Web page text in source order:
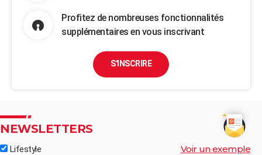
Profitez de nombreuses fonctionnalités
supplémentaires en vous inscrivant
S'INSCRIRE
NEWSLETTERS
Lifestyle Voir un exemple